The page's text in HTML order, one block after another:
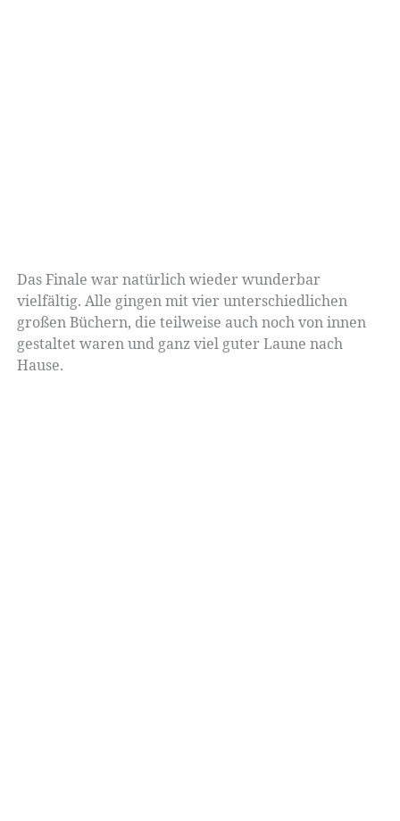
Das Finale war natürlich wieder wunderbar
vielfältig. Alle gingen mit vier unterschiedlichen
großen Büchern, die teilweise auch noch von innen
gestaltet waren und ganz viel guter Laune nach
Hause.